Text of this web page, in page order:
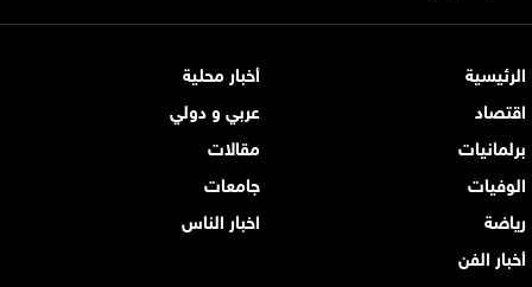
الرئيسية
أخبار محلية
اقتصاد
عربي و دولي
برلمانيات
مقالات
الوفيات
جامعات
رياضة
اخبار الناس
أخبار الفن